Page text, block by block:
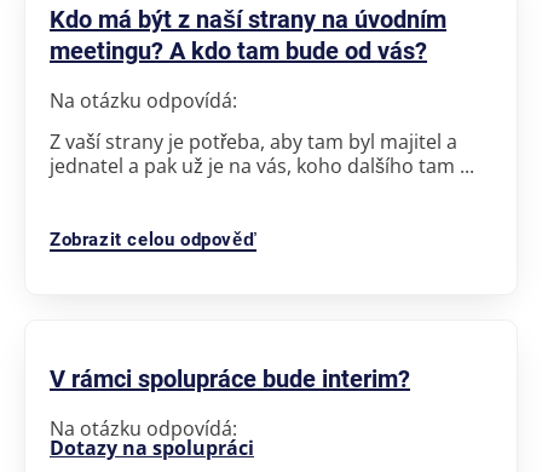
Kdo má být z naší strany na úvodním
meetingu? A kdo tam bude od vás?
Na otázku odpovídá:
Z vaší strany je potřeba, aby tam byl majitel a
jednatel a pak už je na vás, koho dalšího tam ...
Zobrazit celou odpověď
V rámci spolupráce bude interim?
Na otázku odpovídá:
Dotazy na spolupráci